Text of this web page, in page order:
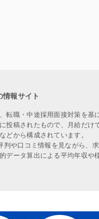
報サイト
職・中途採用面接対策を
稿されたもので、月給だ
から構成されています。
や口コミ情報を見ながら、
ータ算出による平均年収